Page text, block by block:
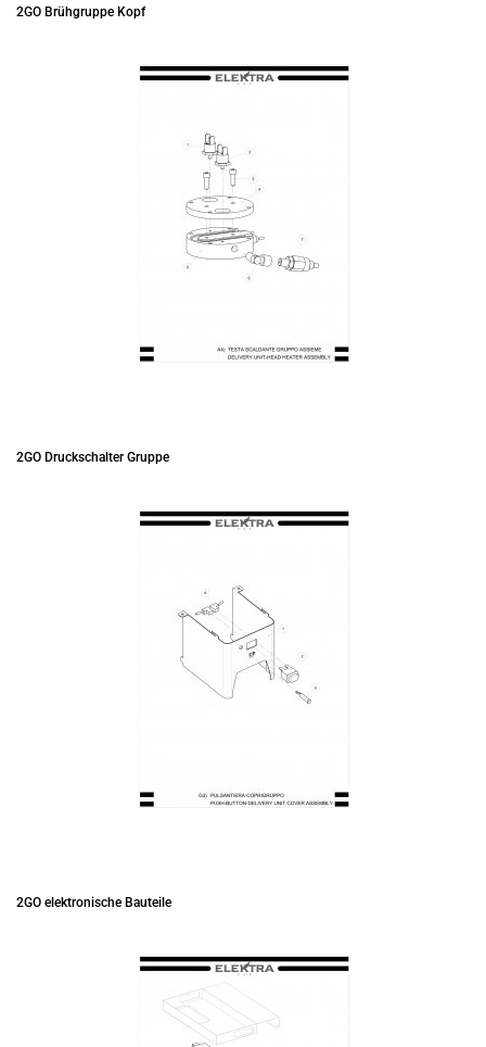
2GO Brühgruppe Kopf
2GO Druckschalter Gruppe
2GO elektronische Bauteile